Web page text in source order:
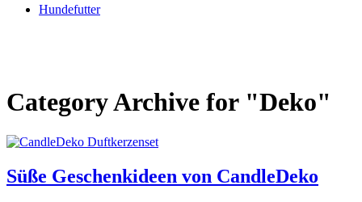
Hundefutter
Category Archive for "Deko"
Süße Geschenkideen von CandleDeko